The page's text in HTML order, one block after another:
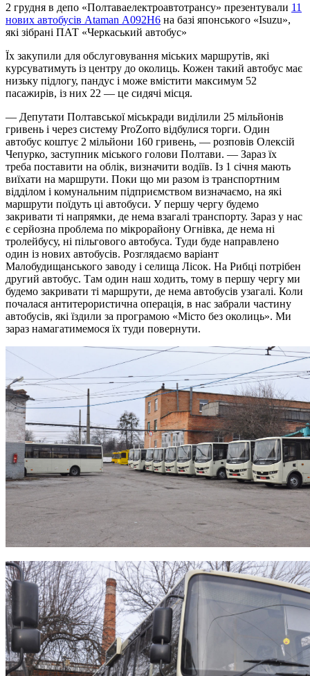
2 грудня в депо «Полтаваелектроавтотрансу» презентували 11
нових автобусів Ataman А092H6 на базі японського «Isuzu»,
які зібрані ПАТ «Черкаський автобус»
Їх закупили для обслуговування міських маршрутів, які
курсуватимуть із центру до околиць. Кожен такий автобус має
низьку підлогу, пандус і може вмістити максимум 52
пасажирів, із них 22 — це сидячі місця.
— Депутати Полтавської міськради виділили 25 мільйонів
гривень і через систему ProZorro відбулися торги. Один
автобус коштує 2 мільйони 160 гривень, — розповів Олексій
Чепурко, заступник міського голови Полтави. — Зараз їх
треба поставити на облік, визначити водіїв. Із 1 січня мають
виїхати на маршрути. Поки що ми разом із транспортним
відділом і комунальним підприємством визначаємо, на які
маршрути поїдуть ці автобуси. У першу чергу будемо
закривати ті напрямки, де нема взагалі транспорту. Зараз у нас
є серйозна проблема по мікрорайону Огнівка, де нема ні
тролейбусу, ні пільгового автобуса. Туди буде направлено
один із нових автобусів. Розглядаємо варіант
Малобудищанського заводу і селища Лісок. На Рибці потрібен
другий автобус. Там один наш ходить, тому в першу чергу ми
будемо закривати ті маршрути, де нема автобусів узагалі. Коли
почалася антитерористична операція, в нас забрали частину
автобусів, які їздили за програмою «Місто без околиць». Ми
зараз намагатимемося їх туди повернути.